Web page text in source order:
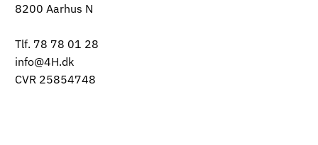
8200 Aarhus N
Tlf. 78 78 01 28
info@4H.dk
CVR 25854748